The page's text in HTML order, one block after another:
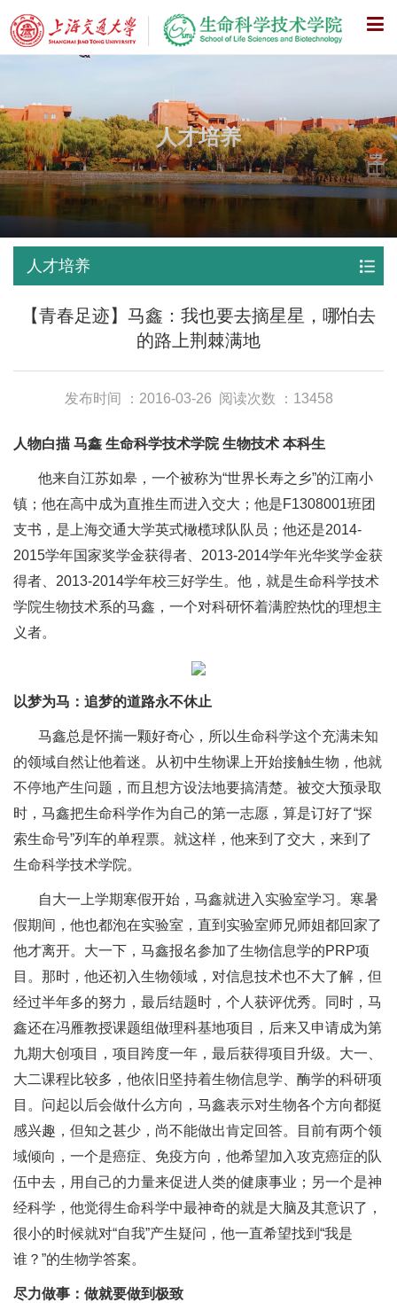
X
人才培养
人才培养
【青春足迹】马鑫：我也要去摘星星，哪怕去
的路上荆棘满地
发布时间 ：2016-03-26 阅读次数 ：13458
人物白描 马鑫 生命科学技术学院 生物技术 本科生
他来自江苏如皋，一个被称为“世界长寿之乡”的江南小
镇；他在高中成为直推生而进入交大；他是F1308001班团
支书，是上海交通大学英式橄榄球队队员；他还是2014-
2015学年国家奖学金获得者、2013-2014学年光华奖学金获
得者、2013-2014学年校三好学生。他，就是生命科学技术
学院生物技术系的马鑫，一个对科研怀着满腔热忱的理想主
义者。
以梦为马：追梦的道路永不休止
马鑫总是怀揣一颗好奇心，所以生命科学这个充满未知
的领域自然让他着迷。从初中生物课上开始接触生物，他就
不停地产生问题，而且想方设法地要搞清楚。被交大预录取
时，马鑫把生命科学作为自己的第一志愿，算是订好了“探
索生命号”列车的单程票。就这样，他来到了交大，来到了
生命科学技术学院。
自大一上学期寒假开始，马鑫就进入实验室学习。寒暑
假期间，他也都泡在实验室，直到实验室师兄师姐都回家了
他才离开。大一下，马鑫报名参加了生物信息学的PRP项
目。那时，他还初入生物领域，对信息技术也不大了解，但
经过半年多的努力，最后结题时，个人获评优秀。同时，马
鑫还在冯雁教授课题组做理科基地项目，后来又申请成为第
九期大创项目，项目跨度一年，最后获得项目升级。大一、
大二课程比较多，他依旧坚持着生物信息学、酶学的科研项
目。问起以后会做什么方向，马鑫表示对生物各个方向都挺
感兴趣，但知之甚少，尚不能做出肯定回答。目前有两个领
域倾向，一个是癌症、免疫方向，他希望加入攻克癌症的队
伍中去，用自己的力量来促进人类的健康事业；另一个是神
经科学，他觉得生命科学中最神奇的就是大脑及其意识了，
很小的时候就对“自我”产生疑问，他一直希望找到“我是
谁？”的生物学答案。
尽力做事：做就要做到极致